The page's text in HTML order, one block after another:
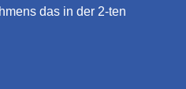
das in der 2-ten